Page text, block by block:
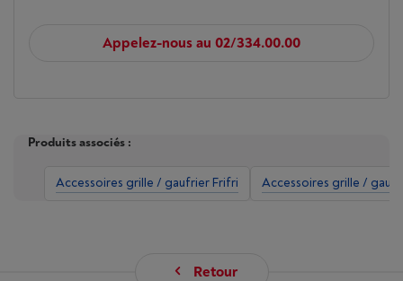
Appelez-nous au 02/334.00.00
Produits associés :
Accessoires grille / gaufrier Frifri Accessoires grille /
Retour